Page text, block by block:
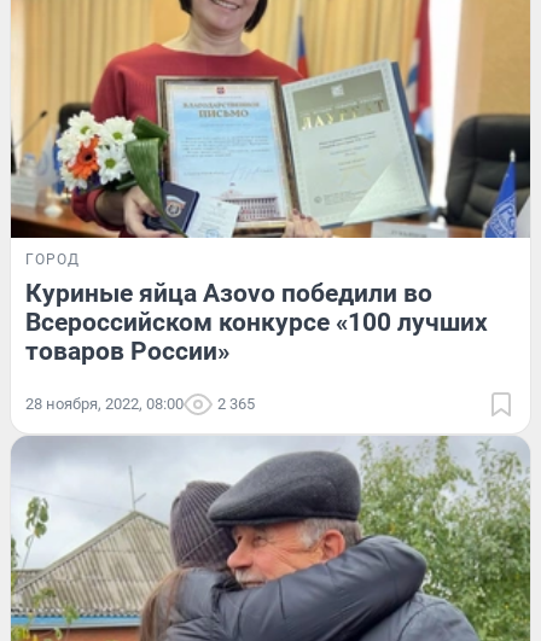
ГОРОД
Куриные яйца Азovo победили во
Всероссийском конкурсе «100 лучших
товаров России»
28 ноября, 2022, 08:00 2 365